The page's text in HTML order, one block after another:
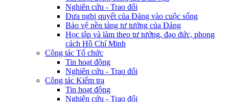
Nghiên cứu - Trao đổi
Đưa nghị quyết của Đảng vào cuộc sống
Bảo vệ nền tảng tư tưởng của Đảng
Học tập và làm theo tư tưởng, đạo đức, phong
cách Hồ Chí Minh
Công tác Tổ chức
Tin hoạt động
Nghiên cứu - Trao đổi
Công tác Kiểm tra
Tin hoạt động
Nghiên cứu - Trao đổi